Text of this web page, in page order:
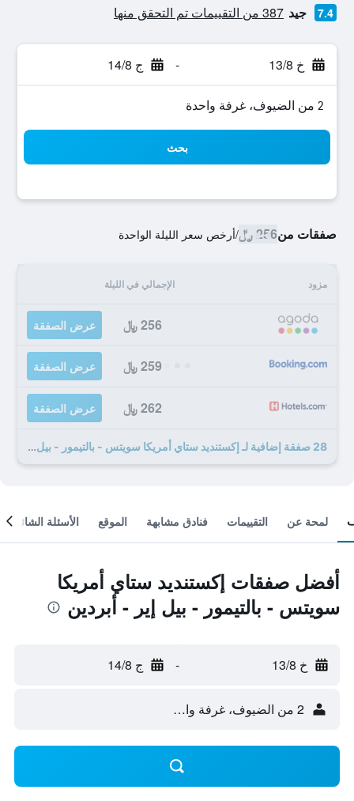
7.4 جيد 387 من التقييمات تم التحقق منها
خ 13/8 - ج 14/8
2 من الضيوف، غرفة واحدة
بحث
صفقات من256 ﷼ /أرخص سعر الليلة الواحدة
مزود الإجمالي في الليلة
256 ﷼ عرض الصفقة
259 ﷼ عرض الصفقة
262 ﷼ عرض الصفقة
28 صفقة إضافية لـ إكستنديد ستاي أمريكا سويتس - بالتيمور - بيل إير - أبردين
لمحة عن التقييمات فنادق مشابهة الموقع الأسئلة الشائعة
أفضل صفقات إكستنديد ستاي أمريكا
سويتس - بالتيمور - بيل إير - أبردين
خ 13/8 - ج 14/8
2 من الضيوف، غرفة واحدة